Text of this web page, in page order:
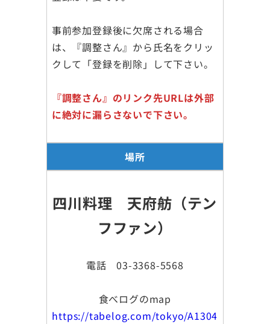
事前参加登録後に欠席される場合
は、『調整さん』から氏名をクリッ
クして「登録を削除」して下さい。
『調整さん』のリンク先URLは外部
に絶対に漏らさないで下さい。
場所
四川料理 天府舫（テン
フファン）
電話 03-3368-5568
食べログのmap
https://tabelog.com/tokyo/A1304